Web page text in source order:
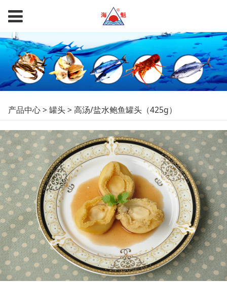
高汤/盐水鲍鱼罐头
（425g）
产品中心>罐头>高汤/盐水鲍鱼罐头（425g）